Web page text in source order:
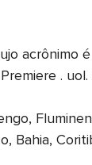
acrônimo é
. uol.
Bahia,